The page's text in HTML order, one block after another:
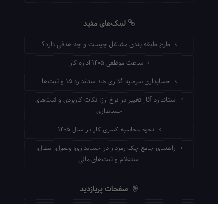
لینک‌های مفید
طرح طبقه بندی مشاغل چیست و چه هدفی دارد؟
ساعت موظفی ۱۴۰۵ اداره کار
حسابداری سرمایه گذاری ها؛ استاندارد ۱۵ و ثبت‌ها
استاندارد آثار تغییر در نرخ ارز؛ نکات کاربردی و ثبت‌های
حسابداری
نحوه محاسبه کسری کار در سال ۱۴۰۵
راهنمای جامع چک رمزدار در حسابداری؛ وصول، ابطال،
استعلام و ثبت‌های مالی
صفحات پربازدید